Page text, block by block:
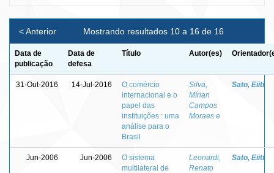
Mostrando resultados 10 a 16 de 16
< Anterior
Data de
publicação
Data de
defesa
Título Autor(es)
31-Out-2016 14-Jul-2016
O comércio
internacional e o
papel das
instituições : uma
análise para o
Brasil
Silva,
Mírian
Campos
Moraes e
Sato, Eiiti
Jun-2006 Jun-2006
O sistema
multilateral de
Leonardi,
Renato
Sato, Eiiti